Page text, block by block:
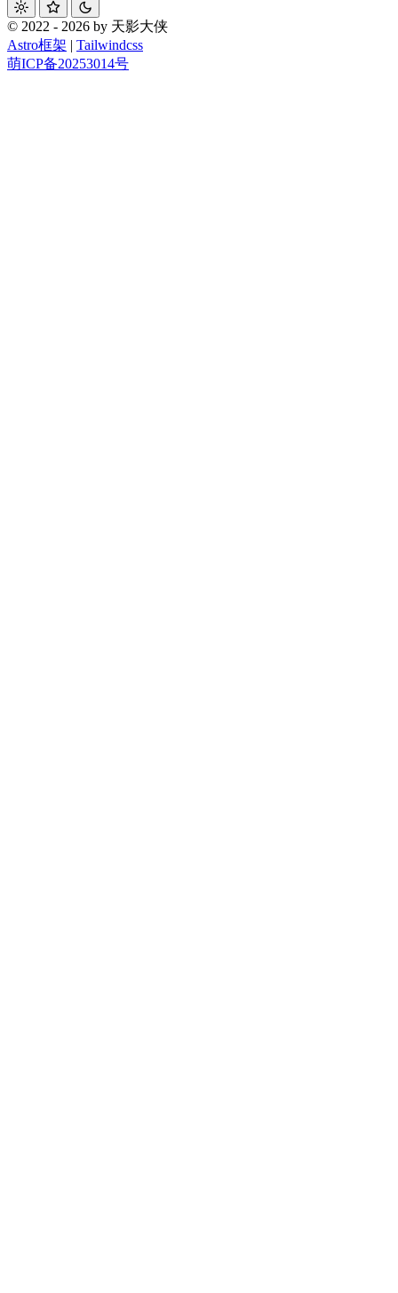
© 2022 - 2026 by 天影大侠
Astro框架 | Tailwindcss
萌ICP备20253014号